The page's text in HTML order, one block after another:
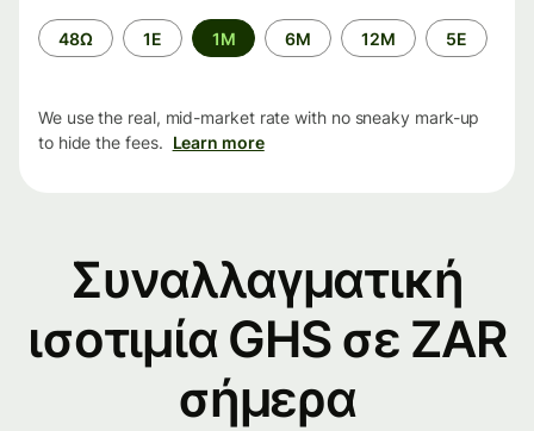
Time
period
48Ω 1Ε 1M 6M 12M 5Ε
We use the real, mid-market rate with no sneaky mark-up
to hide the fees. Learn more
Συναλλαγματική
ισοτιμία GHS σε ZAR
σήμερα